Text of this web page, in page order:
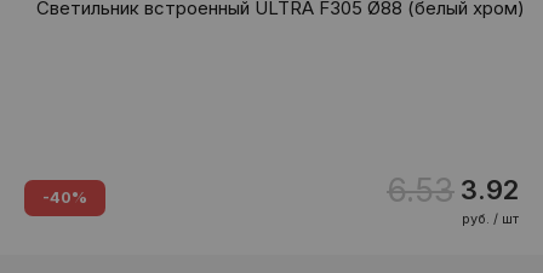
Светильник встроенный ULTRA F305 Ø88 (белый хром)
-40% 6.53 3.92
руб. / шт